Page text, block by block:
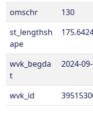
omschr
130
st_lengthsh
ape
wvk_begda
t
2024-
wvk_id